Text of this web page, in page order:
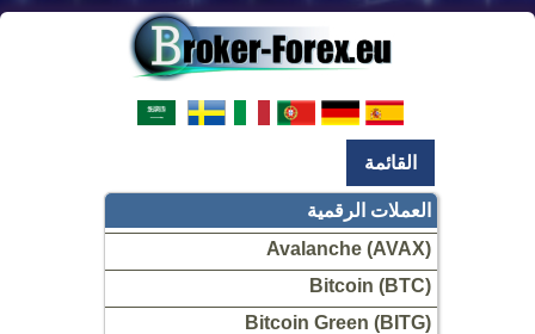
القائمة
العملات الرقمية
Avalanche (AVAX)
Bitcoin (BTC)
Bitcoin Green (BITG)